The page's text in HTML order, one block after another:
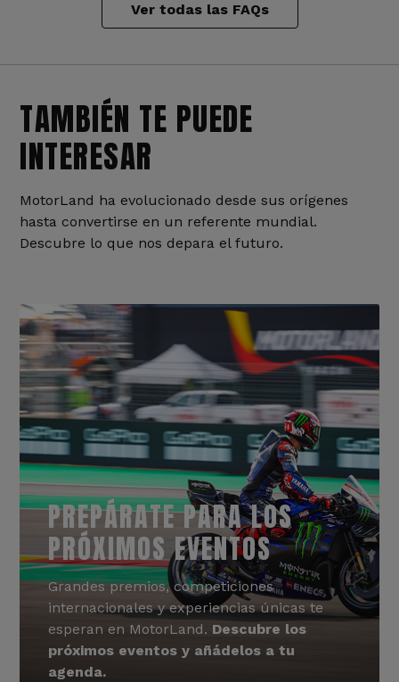
Ver todas las FAQs
TAMBIÉN TE PUEDE
INTERESAR
MotorLand ha evolucionado desde sus orígenes
hasta convertirse en un referente mundial.
Descubre lo que nos depara el futuro.
PREPÁRATE PARA LOS
PRÓXIMOS EVENTOS
Grandes premios, competiciones
internacionales y experiencias únicas te
esperan en MotorLand. Descubre los
próximos eventos y añádelos a tu
agenda.